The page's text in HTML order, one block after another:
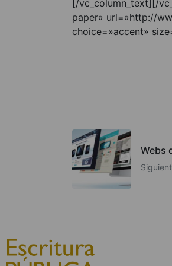
[/vc_column_text][/
paper» url=»http://
choice=»accent»
Webs